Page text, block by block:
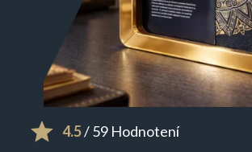
4.5/ 59 Hodnotení